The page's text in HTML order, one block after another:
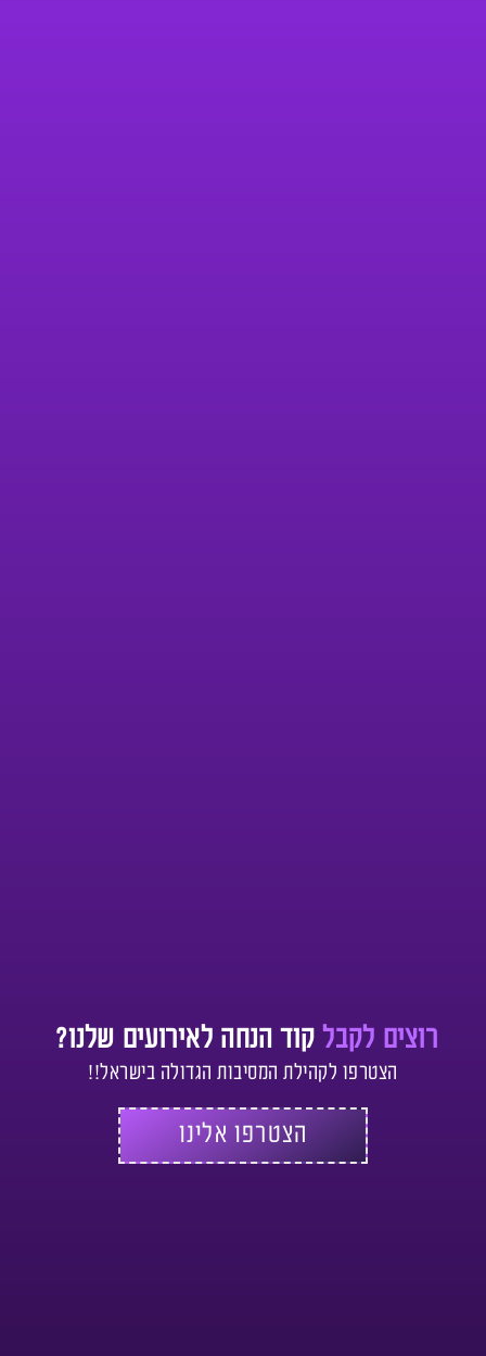
רוצים לקבל קוד הנחה לאירועים שלנו?
הצטרפו לקהילת המסיבות הגדולה בישראל!!
הצטרפו אלינו